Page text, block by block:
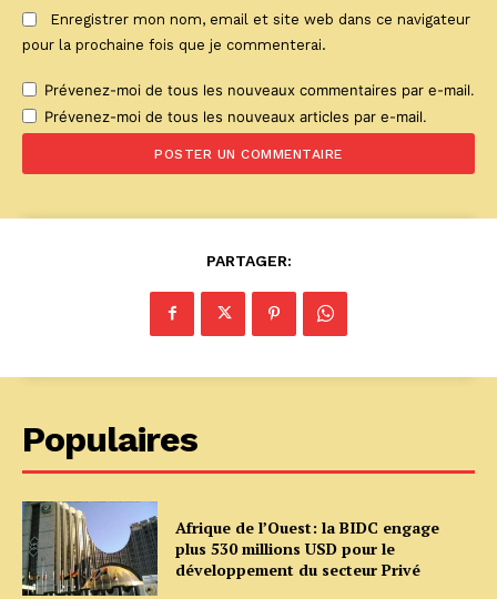
Enregistrer mon nom, email et site web dans ce navigateur
pour la prochaine fois que je commenterai.
Prévenez-moi de tous les nouveaux commentaires par e-mail.
Prévenez-moi de tous les nouveaux articles par e-mail.
PARTAGER:
Populaires
Afrique de l’Ouest: la BIDC engage
plus 530 millions USD pour le
développement du secteur Privé